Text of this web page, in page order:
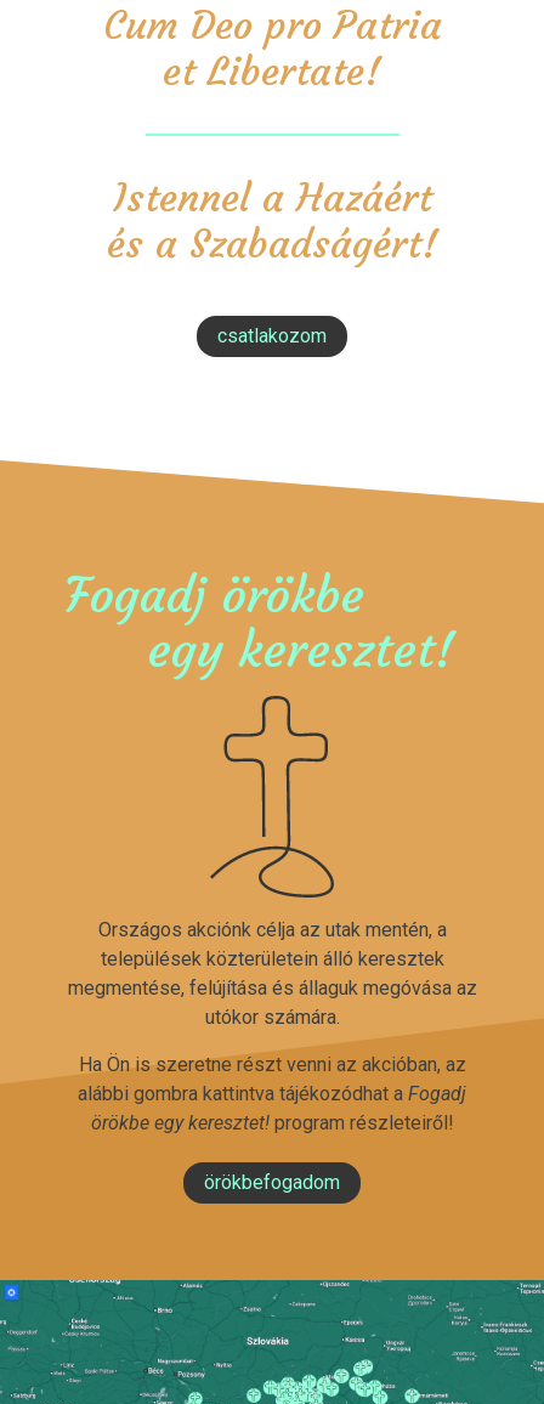
Cum Deo pro Patria
et Libertate!
Istennel a Hazáért
és a Szabadságért!
csatlakozom
Fogadj örökbe
egy keresztet!
Országos akciónk célja az utak mentén, a
települések közterületein álló keresztek
megmentése, felújítása és állaguk megóvása az
utókor számára.
Ha Ön is szeretne részt venni az akcióban, az
alábbi gombra kattintva tájékozódhat a Fogadj
örökbe egy keresztet!program részleteiről!
örökbefogadom